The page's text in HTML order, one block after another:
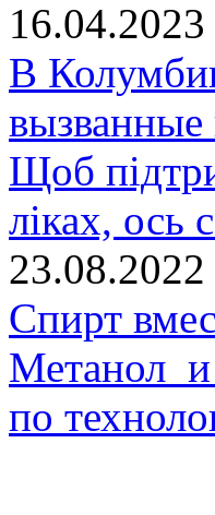
В
вызванные
Щоб
ліках, ось
Спирт
Метанол и
по